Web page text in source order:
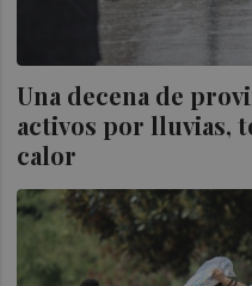
Una decena de
activos por lluvias,
calor